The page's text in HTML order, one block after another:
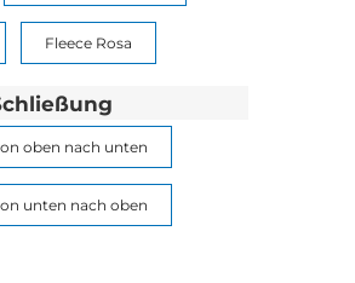
Fleece Rosa
oben nach unten
unten nach oben